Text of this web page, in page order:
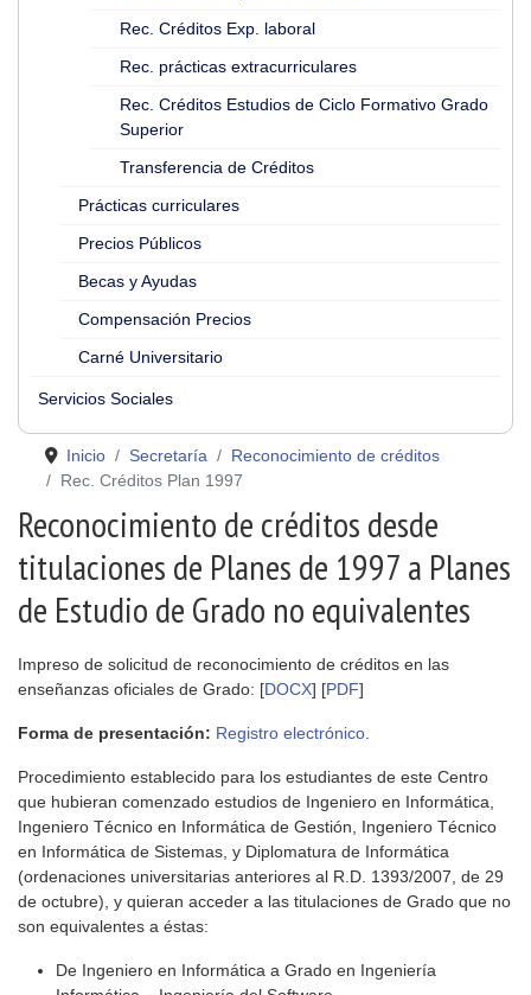
Rec. Créditos Exp. laboral
Rec. prácticas extracurriculares
Rec. Créditos Estudios de Ciclo Formativo Grado
Superior
Transferencia de Créditos
Prácticas curriculares
Precios Públicos
Becas y Ayudas
Compensación Precios
Carné Universitario
Servicios Sociales
Inicio Secretaría
Reconocimiento de créditos
Rec. Créditos Plan 1997
Reconocimiento de créditos desde
titulaciones de Planes de 1997 a Planes
de Estudio de Grado no equivalentes
Impreso de solicitud de reconocimiento de créditos en las
enseñanzas oficiales de Grado: [DOCX] [PDF]
Forma de presentación: Registro electrónico
Procedimiento establecido para los estudiantes de este Centro
que hubieran comenzado estudios de Ingeniero en Informática,
Ingeniero Técnico en Informática de Gestión, Ingeniero Técnico
en Informática de Sistemas, y Diplomatura de Informática
(ordenaciones universitarias anteriores al R.D. 1393/2007, de 29
de octubre), y quieran acceder a las titulaciones de Grado que no
son equivalentes a éstas:
De Ingeniero en Informática a Grado en Ingeniería